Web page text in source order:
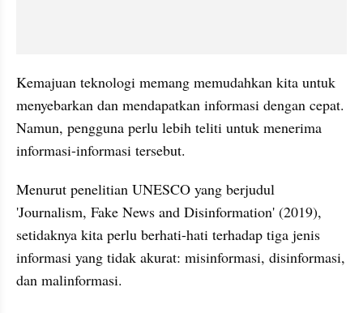
Kemajuan teknologi memang memudahkan kita untuk
menyebarkan dan mendapatkan informasi dengan cepat.
Namun, pengguna perlu lebih teliti untuk menerima
informasi-informasi tersebut.
Menurut penelitian UNESCO yang berjudul
'Journalism, Fake News and Disinformation' (2019),
setidaknya kita perlu berhati-hati terhadap tiga jenis
informasi yang tidak akurat: misinformasi, disinformasi,
dan malinformasi.